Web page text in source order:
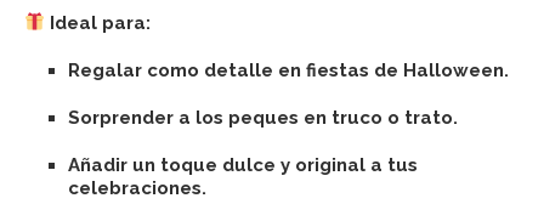
Ideal para:
Regalar como detalle en fiestas de Halloween.
Sorprender a los peques en truco o trato.
Añadir un toque dulce y original a tus
celebraciones.